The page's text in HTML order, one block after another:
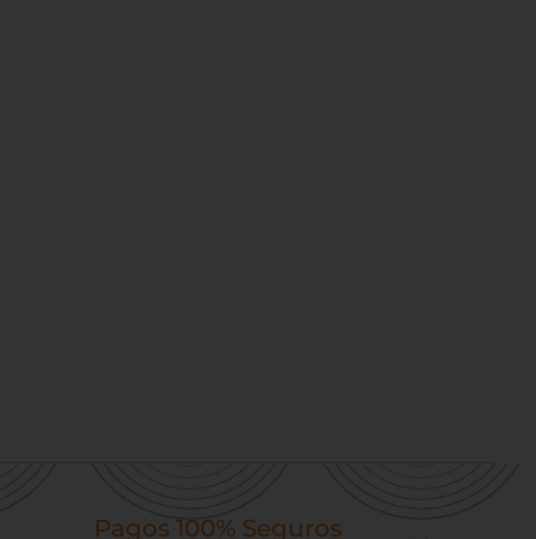
Pagos 100% Seguros